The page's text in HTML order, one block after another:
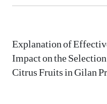
Explanation of
Impact on the
Citrus Fruits in Gilan